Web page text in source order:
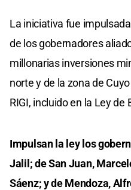
La iniciativa fue
de los gobernadores
millonarias inversiones
norte y de la zona de
RIGI, incluido en la Ley
Impulsan la ley los
Jalil; de San Juan,
Sáenz; y de Mendoza,